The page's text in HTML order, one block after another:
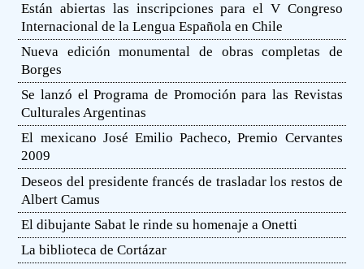
Están abiertas las inscripciones para el V Congreso
Internacional de la Lengua Española en Chile
Nueva edición monumental de obras completas de
Borges
Se lanzó el Programa de Promoción para las Revistas
Culturales Argentinas
El mexicano José Emilio Pacheco, Premio Cervantes
2009
Deseos del presidente francés de trasladar los restos de
Albert Camus
El dibujante Sabat le rinde su homenaje a Onetti
La biblioteca de Cortázar